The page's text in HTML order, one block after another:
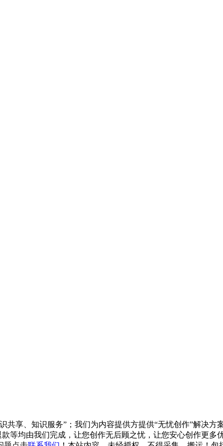
共享、知识服务”；我们为内容提供方提供“无忧创作”解决
等均由我们完成，让您创作无后顾之忧，让您安心创作更多